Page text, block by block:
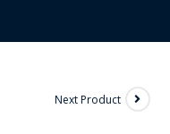
Next Product